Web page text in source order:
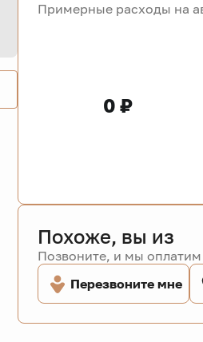
Примерные расходы на
0 ₽
Похоже, вы из
Позвоните, и мы
Перезвоните мне